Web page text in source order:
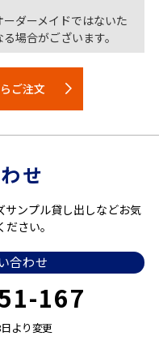
ダーメイドではないた
場合がございます。
ご注文
せ
サンプル貸し出しなどお気
さい。
合わせ
167
より変更